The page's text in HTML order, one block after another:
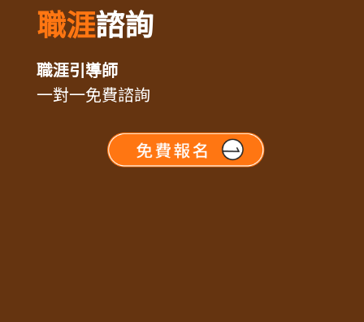
職涯諮詢
職涯引導師
一對一免費諮詢